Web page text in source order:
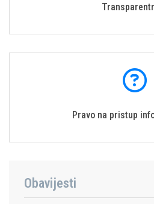
Pravo na pristup
Obavijesti